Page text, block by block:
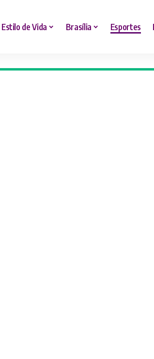
Estilo de Vida Brasília Esportes